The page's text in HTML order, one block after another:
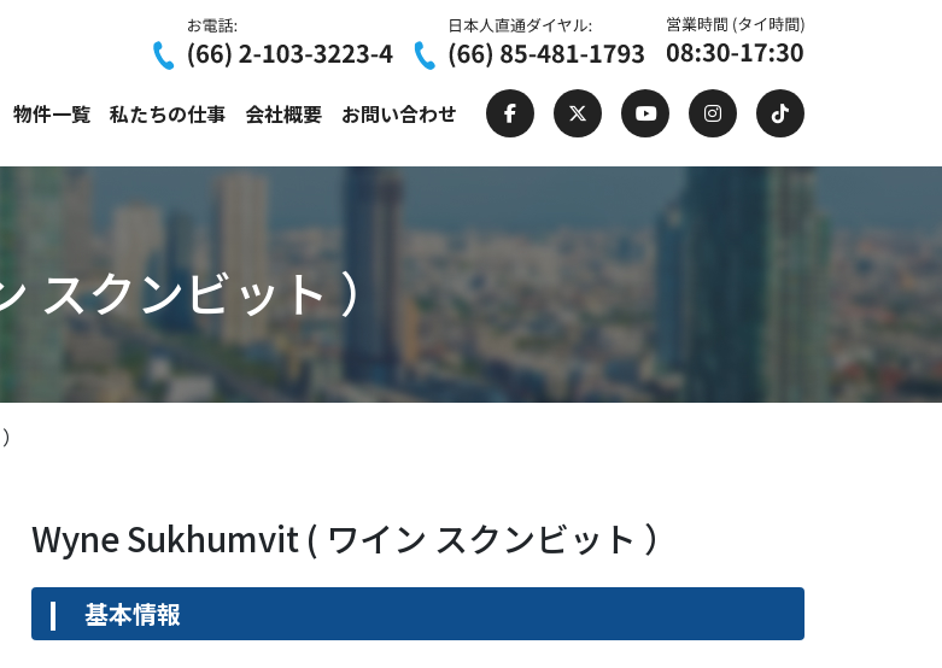
物件一覧 私たちの仕事 会社概要 お問い合わせ
クンビット ）
Wyne Sukhumvit ( ワイン スクンビット ）
基本情報